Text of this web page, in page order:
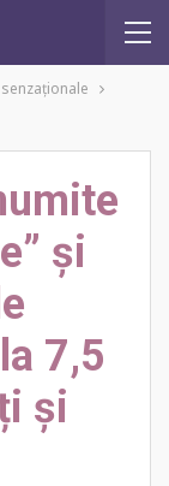
și
7,5
și